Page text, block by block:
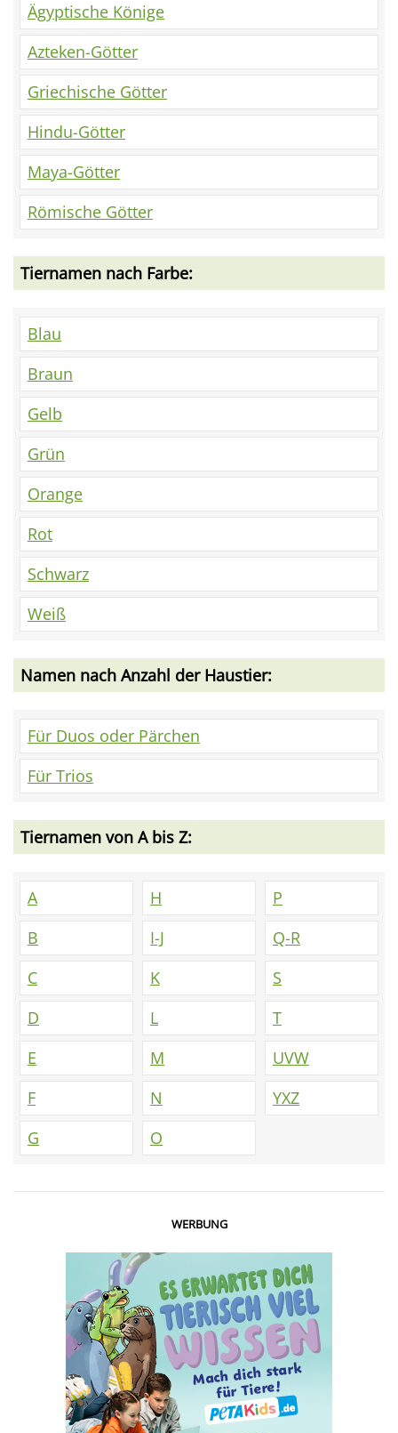
Ägyptische Könige
Azteken-Götter
Griechische Götter
Hindu-Götter
Maya-Götter
Römische Götter
Tiernamen nach Farbe:
Blau
Braun
Gelb
Grün
Orange
Rot
Schwarz
Weiß
Namen nach Anzahl der Haustier:
Für Duos oder Pärchen
Für Trios
Tiernamen von A bis Z:
A
B
C
D
E
F
G
H
I-J
K
L
M
N
O
P
Q-R
S
T
UVW
YXZ
WERBUNG